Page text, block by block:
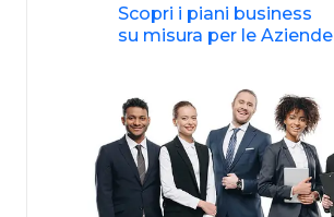
Scopri i piani business
su misura per le Aziende